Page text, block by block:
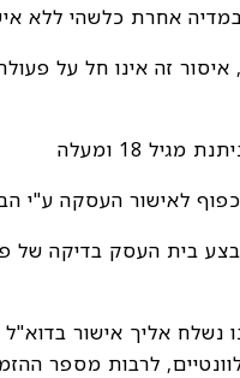
במדיה אחרת כלשהי
זה אינו חל על
יבצע בית העסק בדיקה
אנו נשלח אליך אישור
לרבות מספר